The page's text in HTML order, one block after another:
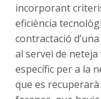
incorporant
eficiència
contractació
al servei de neteja
específic per a la
que es